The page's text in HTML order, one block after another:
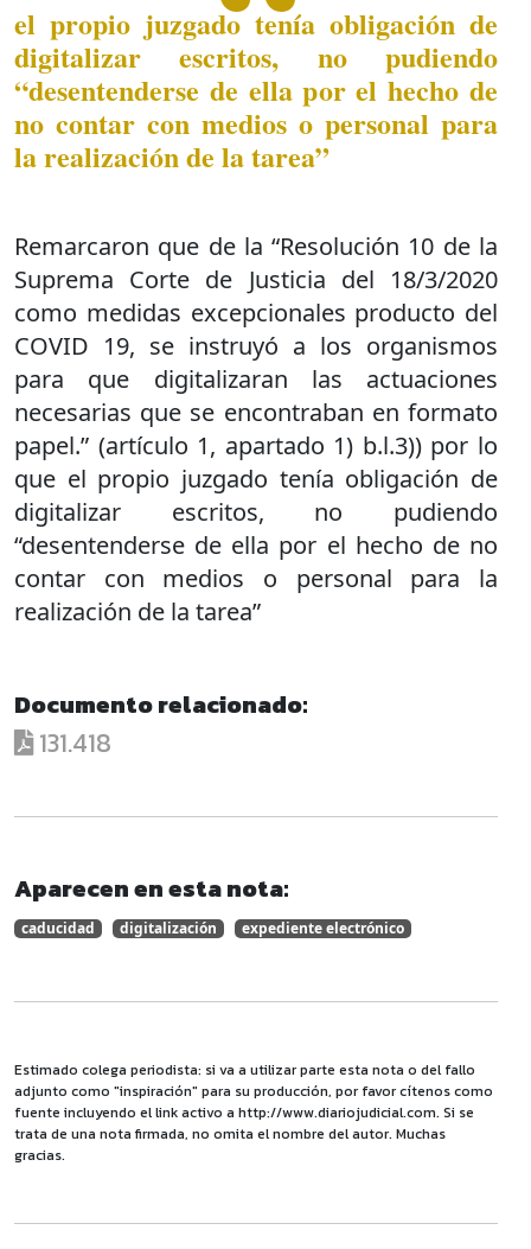
el propio juzgado tenía obligación de
digitalizar escritos, no pudiendo
“desentenderse de ella por el hecho de
no contar con medios o personal para
la realización de la tarea”
Remarcaron que de la “Resolución 10 de la
Suprema Corte de Justicia del 18/3/2020
como medidas excepcionales producto del
COVID 19, se instruyó a los organismos
para que digitalizaran las actuaciones
necesarias que se encontraban en formato
papel.” (artículo 1, apartado 1) b.l.3)) por lo
que el propio juzgado tenía obligación de
digitalizar escritos, no pudiendo
“desentenderse de ella por el hecho de no
contar con medios o personal para la
realización de la tarea”
Documento relacionado:
131.418
Aparecen en esta nota:
caducidad digitalización expediente electrónico
Estimado colega periodista: si va a utilizar parte esta nota o del fallo
adjunto como "inspiración" para su producción, por favor cítenos como
fuente incluyendo el link activo a http://www.diariojudicial.com. Si se
trata de una nota firmada, no omita el nombre del autor. Muchas
gracias.